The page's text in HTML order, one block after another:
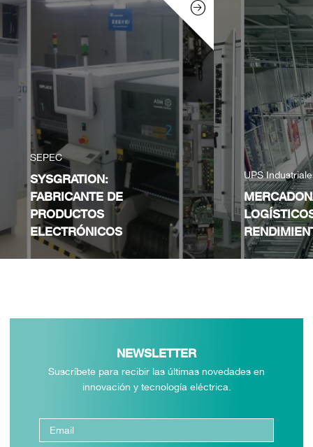
SEPEC
SYSGRATION:
FABRICANTE DE
PRODUCTOS
ELECTRÓNICOS
UPS
NEWSLETTER
Suscríbete para recibir las últimas novedades en
innovación y tecnología eléctrica.